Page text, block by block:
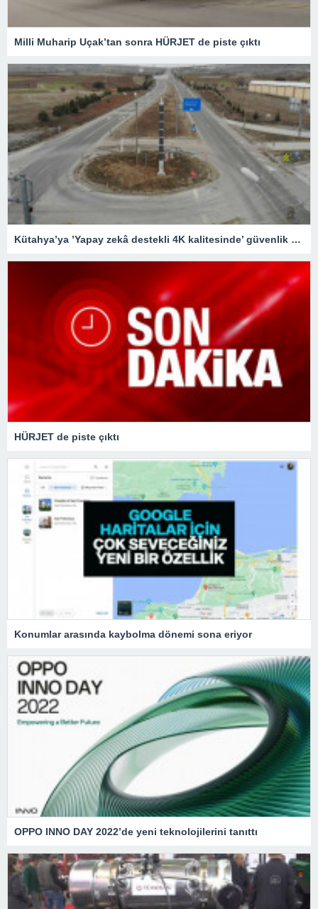
Milli Muharip Uçak’tan sonra HÜRJET de piste çıktı
Kütahya’ya ’Yapay zekâ destekli 4K kalitesinde’ güvenlik kameraları
HÜRJET de piste çıktı
Konumlar arasında kaybolma dönemi sona eriyor
OPPO INNO DAY 2022’de yeni teknolojilerini tanıttı